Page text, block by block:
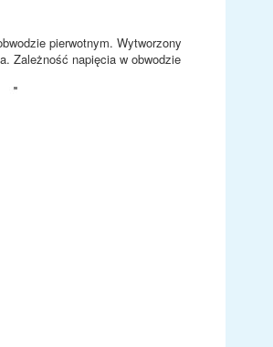
pierwotnym. Wytworzony
Zależność napięcia w obwodzie